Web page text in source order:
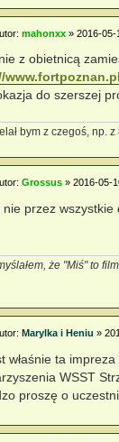
mahonxx» 2016-05-
z obietnicą
do szerszej
bym z czegoś, np. z
Grossus» 2016-05-
nie przez wszystkie
że "Miś" to
Marylka i Heniu »
właśnie ta
WSST
proszę o